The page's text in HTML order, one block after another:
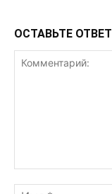
ОСТАВЬТЕ ОТВЕТ